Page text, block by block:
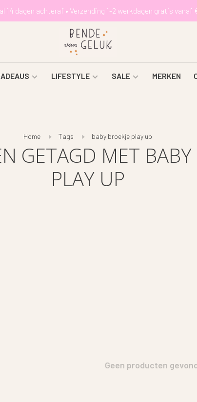
14 dagen achteraf • Verzending 1-2 werkdagen gratis vanaf
LIFESTYLE SALE MERKEN
Home Tags baby broekje play up
GETAGD MET BABY
PLAY UP
Geen producten